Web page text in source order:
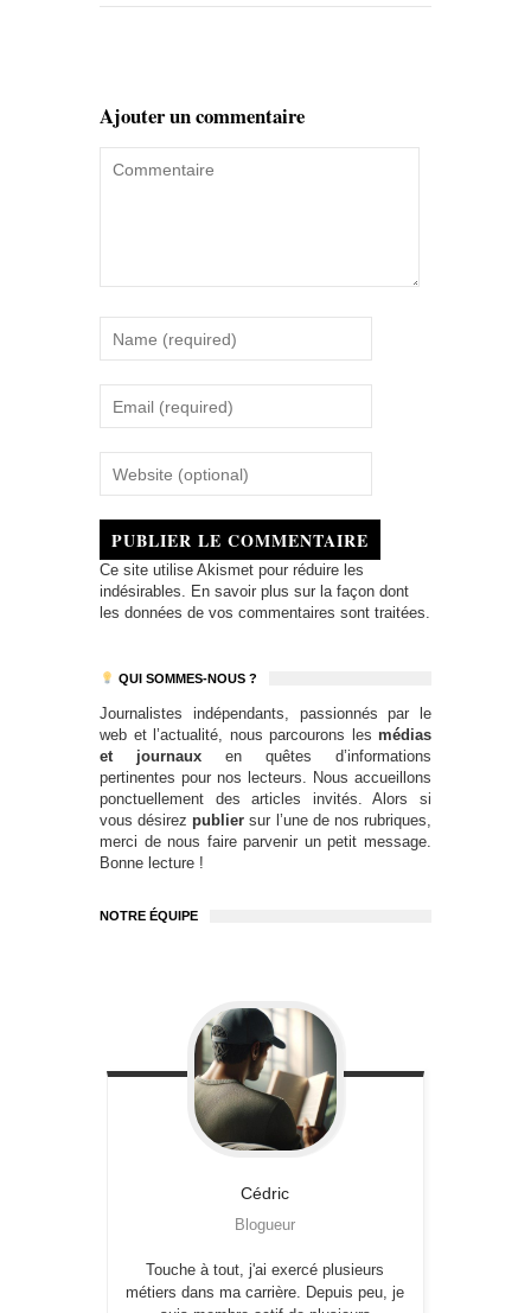
Ajouter un commentaire
PUBLIER LE COMMENTAIRE
Ce site utilise Akismet pour réduire les
indésirables. En savoir plus sur la façon dont
les données de vos commentaires sont traitées.
QUI SOMMES-NOUS ?
Journalistes indépendants, passionnés par le
web et l’actualité, nous parcourons les médias
et journaux en quêtes d’informations
pertinentes pour nos lecteurs. Nous accueillons
ponctuellement des articles invités. Alors si
vous désirezpublier sur l’une de nos rubriques,
merci de nous faire parvenir un petit message.
Bonne lecture !
NOTRE ÉQUIPE
Cédric
Blogueur
Touche à tout, j'ai exercé plusieurs
métiers dans ma carrière. Depuis peu, je